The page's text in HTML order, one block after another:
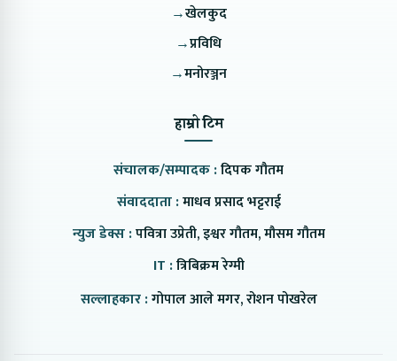
→खेलकुद
→प्रविधि
→मनोरञ्जन
हाम्रो टिम
संचालक/सम्पादक :दिपक गौतम
संवाददाता :माधव प्रसाद भट्टराई
न्युज डेक्स :पवित्रा उप्रेती, इश्वर गौतम, मौसम गौतम
IT :त्रिबिक्रम रेग्मी
सल्लाहकार :गोपाल आले मगर, रोशन पोखरेल